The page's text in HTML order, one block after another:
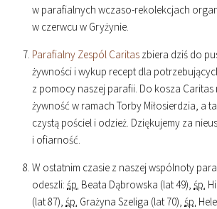
w parafialnych wczaso-rekolekcjach
w czerwcu w Gryżynie.
Parafialny Zespól Caritas zbiera dziś do
żywności i wykup recept dla
z pomocy naszej parafii. Do kosza Caritas
żywność w ramach Torby Miłosierdzia, a
czystą pościel i odzież. Dziękujemy za
i ofiarność.
W ostatnim czasie z naszej wspólnoty
odeszli: śp. Beata Dąbrowska (lat 49), śp.
(lat 87), śp. Grażyna Szeliga (lat 70), śp.